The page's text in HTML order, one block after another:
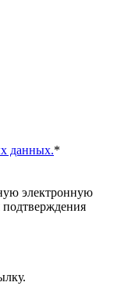
данных.*
электронную
подтверждения